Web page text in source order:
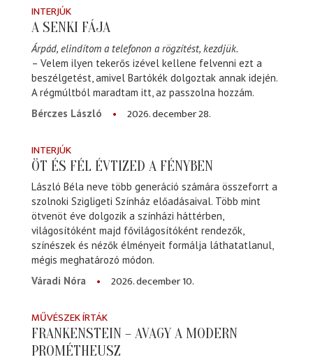
INTERJÚK
A SENKI FÁJA
Árpád, elindítom a telefonon a rögzítést, kezdjük.
– Velem ilyen tekerős izével kellene felvenni ezt a
beszélgetést, amivel Bartókék dolgoztak annak idején.
A régmúltból maradtam itt, az passzolna hozzám.
Bérczes László
2026. december 28.
INTERJÚK
ÖT ÉS FÉL ÉVTIZED A FÉNYBEN
László Béla neve több generáció számára összeforrt a
szolnoki Szigligeti Színház előadásaival. Több mint
ötvenöt éve dolgozik a színházi háttérben,
világosítóként majd fővilágosítóként rendezők,
színészek és nézők élményeit formálja láthatatlanul,
mégis meghatározó módon.
Váradi Nóra
2026. december 10.
MŰVÉSZEK ÍRTÁK
FRANKENSTEIN – AVAGY A MODERN
PROMÉTHEUSZ